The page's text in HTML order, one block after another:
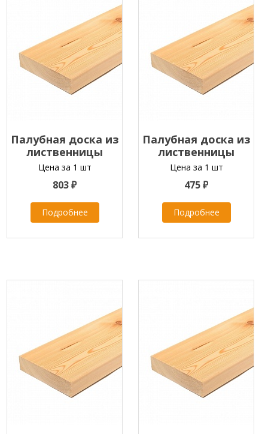
Палубная доска из
лиственницы
45х120х2000-4000 мм
класс А
Цена за 1 шт
803 ₽
Подробнее
Палубная доска из
лиственницы
35х90х2000-4000 мм
класс ЭКСТРА
Цена за 1 шт
475 ₽
Подробнее